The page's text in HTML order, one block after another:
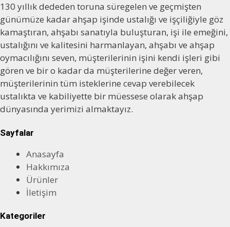
130 yıllık dededen toruna süregelen ve geçmişten
günümüze kadar ahşap işinde ustalığı ve işçiliğiyle göz
kamaştıran, ahşabı sanatıyla buluşturan, işi ile emeğini,
ustalığını ve kalitesini harmanlayan, ahşabı ve ahşap
oymacılığını seven, müşterilerinin işini kendi işleri gibi
gören ve bir o kadar da müşterilerine değer veren,
müşterilerinin tüm isteklerine cevap verebilecek
ustalıkta ve kabiliyette bir müessese olarak ahşap
dünyasında yerimizi almaktayız.
Sayfalar
Anasayfa
Hakkımıza
Ürünler
İletişim
Kategoriler